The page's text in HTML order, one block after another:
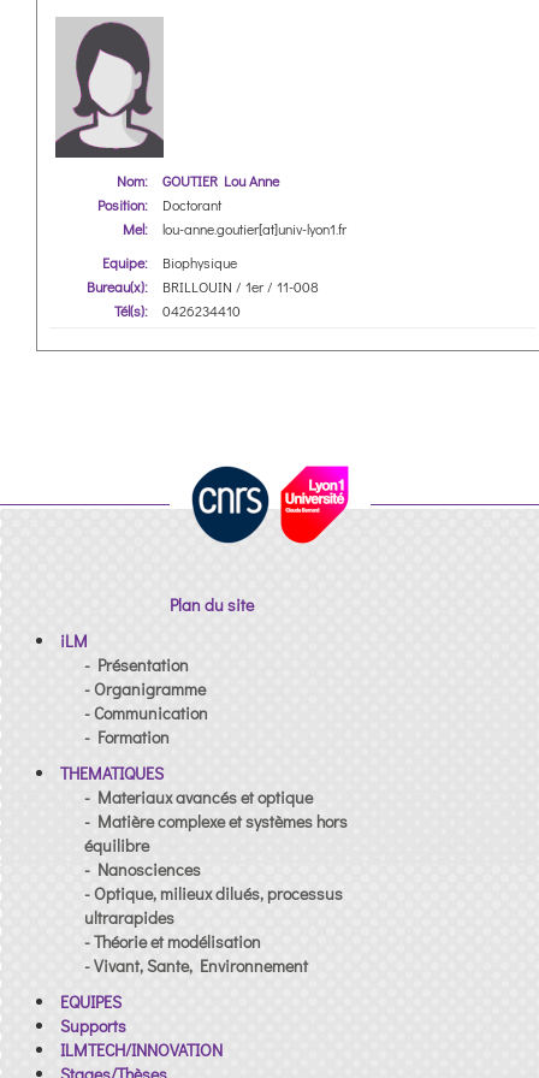
Nom:
GOUTIER Lou Anne
Position:
Doctorant
Mel:
lou-anne.goutier[at]univ-lyon1.fr
Equipe:
Biophysique
Bureau(x):
BRILLOUIN / 1er / 11-008
Tél(s):
0426234410
Plan du site
iLM
- Présentation
- Organigramme
- Communication
- Formation
THEMATIQUES
- Materiaux avancés et optique
- Matière complexe et systèmes hors
équilibre
- Nanosciences
- Optique, milieux dilués, processus
ultrarapides
- Théorie et modélisation
- Vivant, Sante, Environnement
EQUIPES
Supports
ILMTECH/INNOVATION